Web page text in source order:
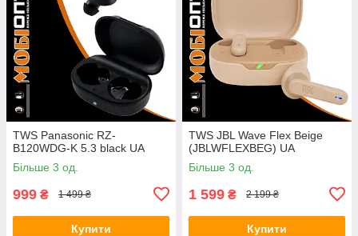
TWS Panasonic RZ-
B120WDG-K 5.3 black UA
Більше 3 од.
999 ₴ 1 499 ₴
Купити
TWS JBL Wave Flex Beige
(JBLWFLEXBEG) UA
Більше 3 од.
1 599 ₴ 2 199 ₴
Купити